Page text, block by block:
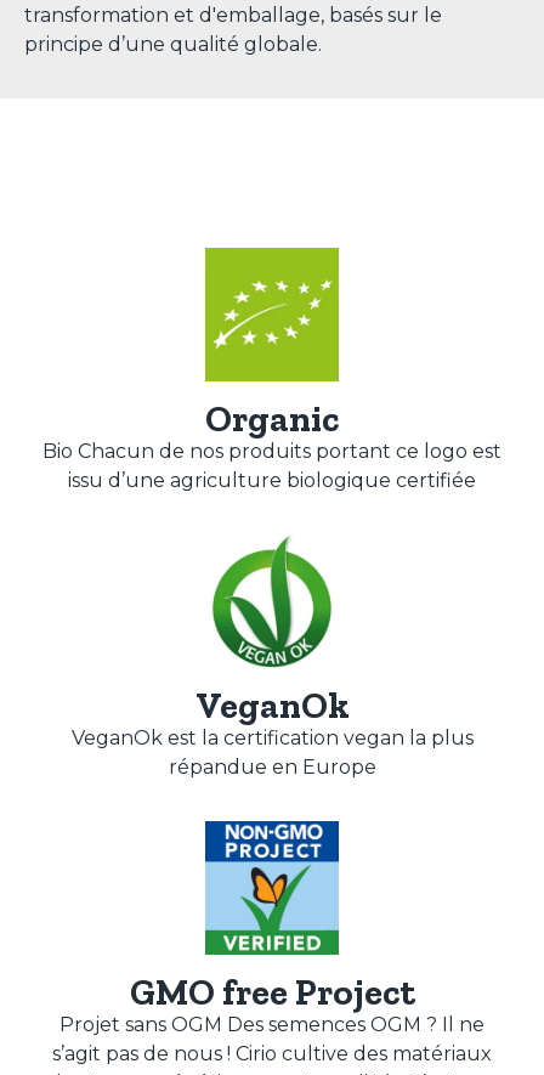
transformation et d'emballage, basés sur le
principe d’une qualité globale.
Organic
Bio Chacun de nos produits portant ce logo est
issu d’une agriculture biologique certifiée
VeganOk
VeganOk est la certification vegan la plus
répandue en Europe
GMO free Project
Projet sans OGM Des semences OGM ? Il ne
s’agit pas de nous ! Cirio cultive des matériaux